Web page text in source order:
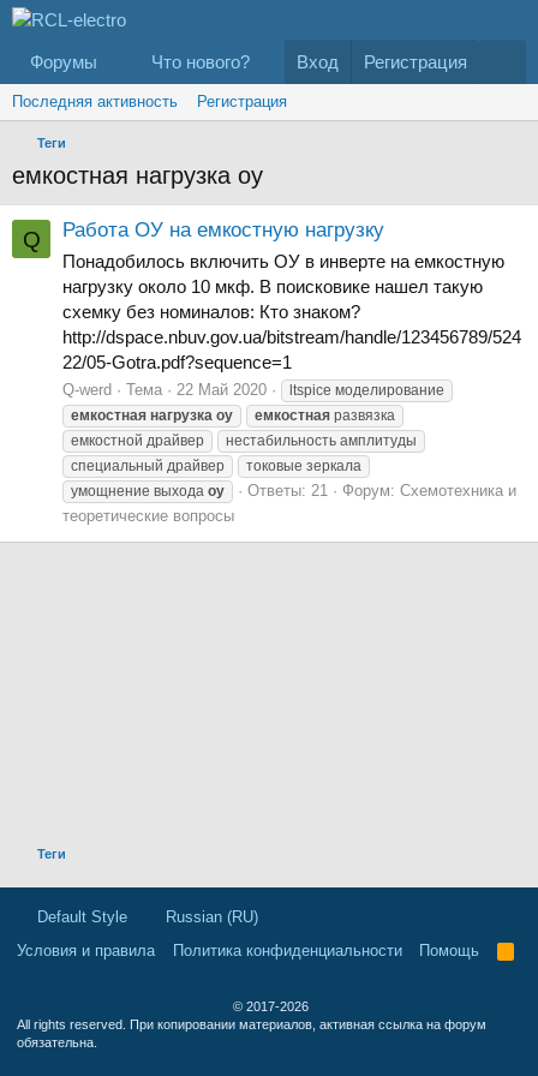
Форумы Что нового? Вход Регистрация
Последняя активность Регистрация
Теги
емкостная нагрузка оу
Q Работа ОУ на емкостную нагрузку
Понадобилось включить ОУ в инверте на емкостную
нагрузку около 10 мкф. В поисковике нашел такую
схемку без номиналов: Кто знаком?
http://dspace.nbuv.gov.ua/bitstream/handle/123456789/524
22/05-Gotra.pdf?sequence=1
Q-werd Тема 22 Май 2020
ltspice моделирование
емкостная нагрузка оу емкостная развязка
емкостной драйвер
нестабильность амплитуды
специальный драйвер
токовые зеркала
умощнение выхода оу Ответы: 21 Форум: Схемотехника и
теоретические вопросы
Теги
Default Style
Russian (RU)
Условия и правила
Политика конфиденциальности Помощь
R
© 2017-2026
All rights reserved. При копировании материалов, активная ссылка на форум
обязательна.